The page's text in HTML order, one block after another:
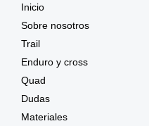
Inicio
Sobre nosotros
Trail
Enduro y cross
Quad
Dudas
Materiales